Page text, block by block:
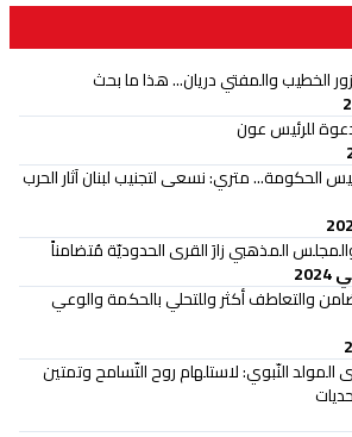
الخطيب والمفتي دريان... هذا ما بحث
للرئيس عون
الحكومة... متري: نسعى لتجنيب لبنان آثار الحرب
المذهبي زارَ القرى الحدوديّة مُتضامناً
والتعاطف أكثر وللتحلي بالحكمة والوعي
النّبوي: لاستلهام روح التّسامح وتمتين